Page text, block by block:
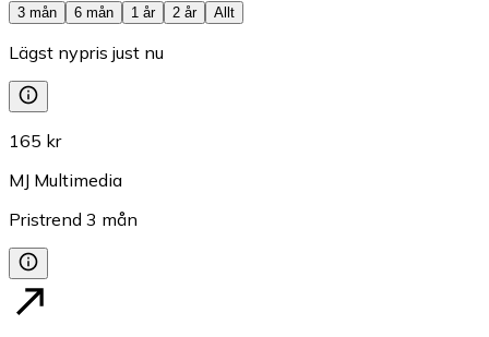
3 mån
6 mån 1 år 2 år Allt
Lägst nypris just nu
165 kr
MJ Multimedia
Pristrend 3 mån